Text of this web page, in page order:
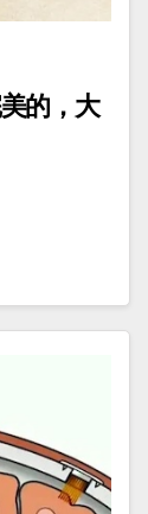
的，大